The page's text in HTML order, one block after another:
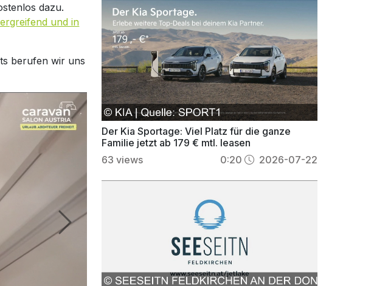
dazu.
und in
berufen wir uns
Der Kia Sportage: Viel Platz für die ganze
Familie jetzt ab 179 € mtl. leasen
63 views 0:20 2026-07-22